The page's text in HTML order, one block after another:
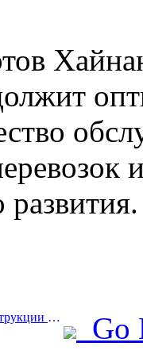
развития.
Prev:Возведение основной конструкции океанариума Beijing Haichang Ocean Park планируется завершить к концу года; окончание строительства и открытие ожидаются в 2027 году.
Go